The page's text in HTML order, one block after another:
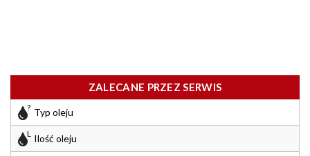
ZALECANE PRZEZ SERWIS
Typ oleju
Ilość oleju